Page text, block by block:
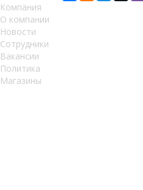
Компания
О компании
Новости
Сотрудники
Вакансии
Политика
Магазины